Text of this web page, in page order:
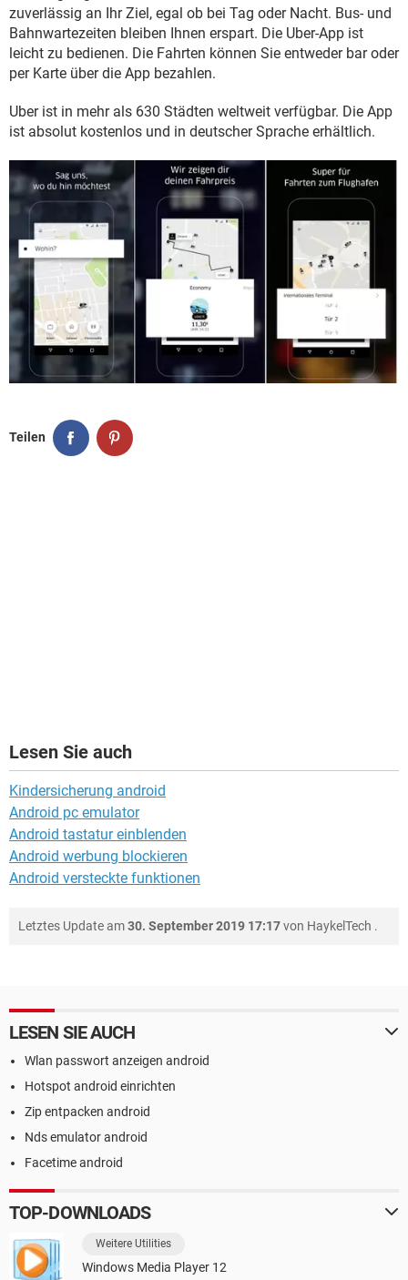
FACEBOOK HARDWARE
zuverlässig an Ihr Ziel, egal ob bei Tag oder Nacht. Bus- und
Bahnwartezeiten bleiben Ihnen erspart. Die Uber-App ist
leicht zu bedienen. Die Fahrten können Sie entweder bar oder
per Karte über die App bezahlen.
Uber ist in mehr als 630 Städten weltweit verfügbar. Die App
ist absolut kostenlos und in deutscher Sprache erhältlich.
Teilen
Lesen Sie auch
Kindersicherung android
Android pc emulator
Android tastatur einblenden
Android werbung blockieren
Android versteckte funktionen
Letztes Update am30. September 2019 17:17von HaykelTech .
LESEN SIE AUCH
Wlan passwort anzeigen android
Hotspot android einrichten
Zip entpacken android
Nds emulator android
Facetime android
TOP-DOWNLOADS
Weitere Utilities
Windows Media Player 12